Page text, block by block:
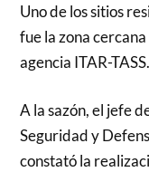
Uno de los sitios
fue la zona
agencia ITAR-TASS.
A la sazón, el jefe
Seguridad y
constató la